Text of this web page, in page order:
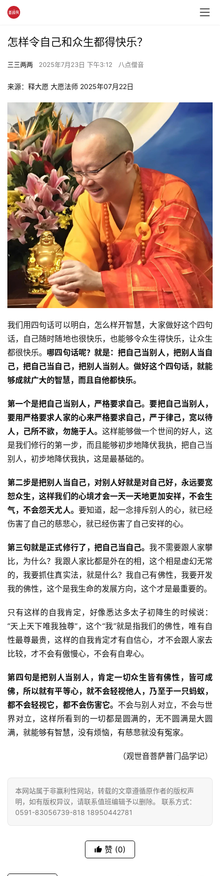
资
讯
点
僧
音
高
僧
心
乐
菩
提
怎样令自己和众生都得快乐？
三三两两 2025年7月23日 下午3:12 八点僧音
来源：释大愿 大愿法师 2025年07月22日
我们用四句话可以明白，怎么样开智慧，大家做好这个四句
话，自己随时随地也很快乐，也能够令众生得快乐，让众生
都很快乐。 哪四句话呢？就是：把自己当别人，把别人当自
己，把自己当自己，把别人当别人。做好这个四句话，就能
够成就广大的智慧，而且自他都快乐。
第一个是把自己当别人，严格要求自己。要把自己当别人，
要用严格要求人家的心来严格要求自己，严于律己，宽以待
人，己所不欲，勿施于人。 这样能够做一个世间的好人，这
是我们修行的第一步，而且能够初步地降伏我执，把自己当
别人，初步地降伏我执，这是最基础的。
第二步是把别人当自己，对别人好就是对自己好，永远要宽
恕众生，这样我们的心境才会一天一天地更加安祥，不会生
气，不会怨天尤人。 要知道，起一念排斥别人的心，就已经
伤害了自己的慈悲心，就已经伤害了自己安祥的心。
第三句就是正式修行了，把自己当自己。我不需要跟人家攀
比，为什么？我跟人家比都是外在的相，这个相是虚幻无常
的，我要抓住真实法，就是什么？我自己有佛性，我要开发
我的佛性，这个是我生命的发展方向，这个才是最重要的。
只有这样的自我肯定，好像悉达多太子初降生的时候说：
“天上天下唯我独尊”，这个“我”就是指我们的佛性，唯有自
性最尊最贵，这样的自我肯定才有自信心，才不会跟人家去
比较，才不会有傲慢心，不会有自卑心。
第四句是把别人当别人，肯定一切众生皆有佛性，皆可成
佛，所以就有平等心，就不会轻视他人，乃至于一只蚂蚁，
都不会轻视它，都不会伤害它。 不会与别人对立，不会与世
界对立，这样所看到的一切都是圆满的，无不圆满是大圆
满，就能够有智慧，没有烦恼，有慈悲就没有冤家。
（观世音菩萨普门品学记）
本网站属于非赢利性网站，转载的文章遵循原作者的版权声
明，如有版权异议，请联系值班编辑予以删除。 联系方式：
0591-83056739-818 18950442781
赞 (0)